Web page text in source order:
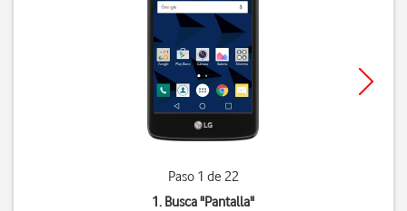
Paso 1 de 22
1. Busca "Pantalla"